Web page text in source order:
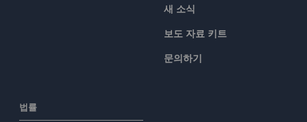
새 소식
보도 자료 키트
문의하기
법률